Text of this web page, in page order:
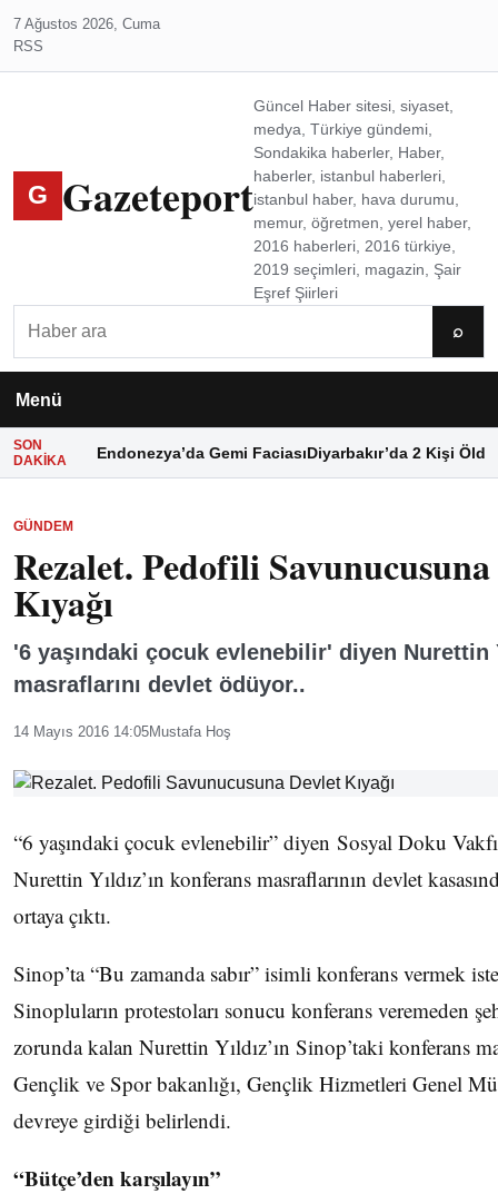
7 Ağustos 2026, Cuma
RSS
G Gazeteport
Güncel Haber sitesi, siyaset,
medya, Türkiye gündemi,
Sondakika haberler, Haber,
haberler, istanbul haberleri,
istanbul haber, hava durumu,
memur, öğretmen, yerel haber,
2016 haberleri, 2016 türkiye,
2019 seçimleri, magazin, Şair
Eşref Şiirleri
⌕
Menü
SON
DAKIKA
Endonezya’da Gemi FaciasıDiyarbakır’da 2 Kişi Öldü
GÜNDEM
Rezalet. Pedofili
Kıyağı
'6 yaşındaki çocuk evlenebilir' diyen Nurettin
masraflarını devlet ödüyor..
14 Mayıs 2016 14:05Mustafa Hoş
“6 yaşındaki çocuk evlenebilir” diyen Sosyal Doku
Nurettin Yıldız’ın konferans masraflarının devlet
ortaya çıktı.
Sinop’ta “Bu zamanda sabır” isimli konferans vermek
Sinopluların protestoları sonucu konferans veremeden
zorunda kalan Nurettin Yıldız’ın Sinop’taki konferans
Gençlik ve Spor bakanlığı, Gençlik Hizmetleri Genel
devreye girdiği belirlendi.
“Bütçe’den karşılayın”